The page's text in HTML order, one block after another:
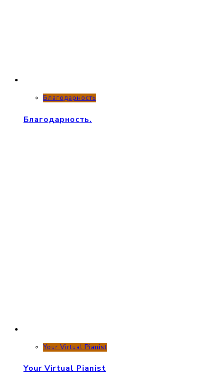
Благодарность
Благодарность.
Your Virtual Pianist
Your Virtual Pianist